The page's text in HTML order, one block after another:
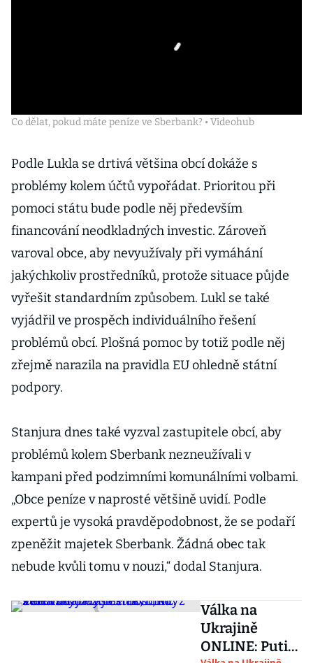
Co dělat, pokud máte peníze ve Sberbank? • Videohub
Podle Lukla se drtivá většina obcí dokáže s
problémy kolem účtů vypořádat. Prioritou při
pomoci státu bude podle něj především
financování neodkladných investic. Zároveň
varoval obce, aby nevyužívaly při vymáhání
jakýchkoliv prostředníků, protože situace půjde
vyřešit standardním způsobem. Lukl se také
vyjádřil ve prospěch individuálního řešení
problémů obcí. Plošná pomoc by totiž podle něj
zřejmě narazila na pravidla EU ohledně státní
podpory.
Stanjura dnes také vyzval zastupitele obcí, aby
problémů kolem Sberbank nezneužívali v
kampani před podzimními komunálními volbami.
„Obce peníze v naprosté většině uvidí. Podle
expertů je vysoká pravděpodobnost, že se podaří
zpeněžit majetek Sberbank. Žádná obec tak
nebude kvůli tomu v nouzi,“ dodal Stanjura.
Válka na
Ukrajině
ONLINE: Putin